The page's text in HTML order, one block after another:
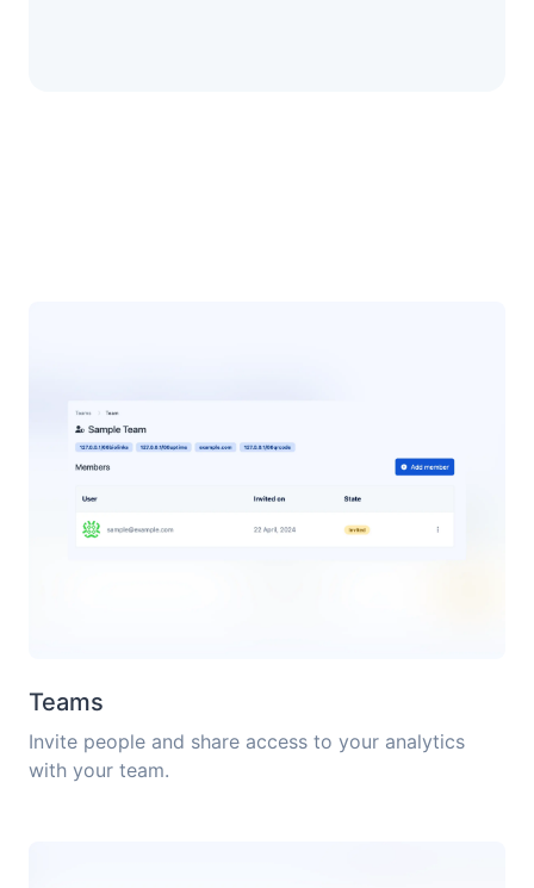
Teams
Invite people and share access to your analytics
with your team.